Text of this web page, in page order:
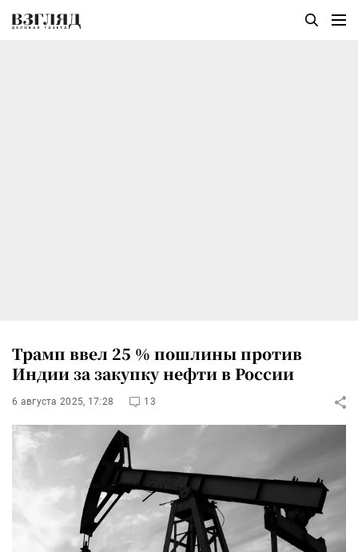
Трамп ввел 25 % пошлины против
Индии за закупку нефти в России
6 августа 2025, 17:28 13